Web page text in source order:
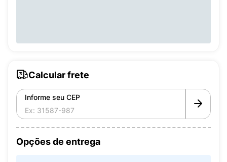
Calcular frete
Informe seu CEP
Opções de entrega